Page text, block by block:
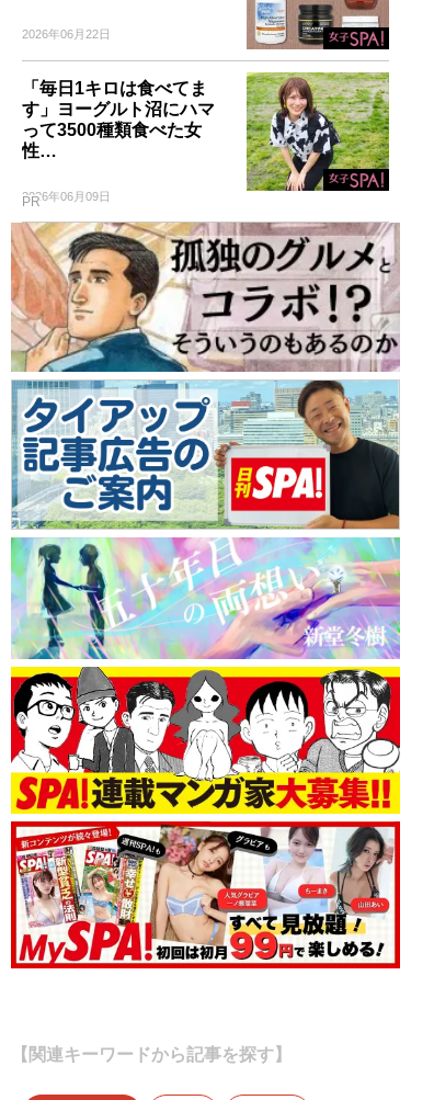
2026年06月22日
「毎日1キロは食べてま
す」ヨーグルト沼にハマ
って3500種類食べた女
性…
2026年06月09日
PR
【関連キーワードから記事を探す】